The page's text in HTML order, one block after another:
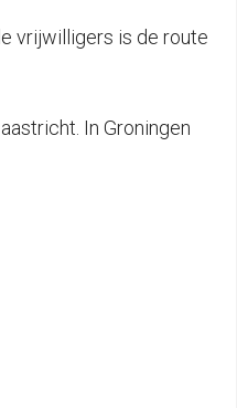
vrijwilligers is de route
In Groningen